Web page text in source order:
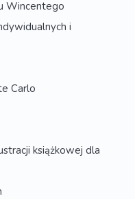
Wincentego
i
Carlo
książkowej dla